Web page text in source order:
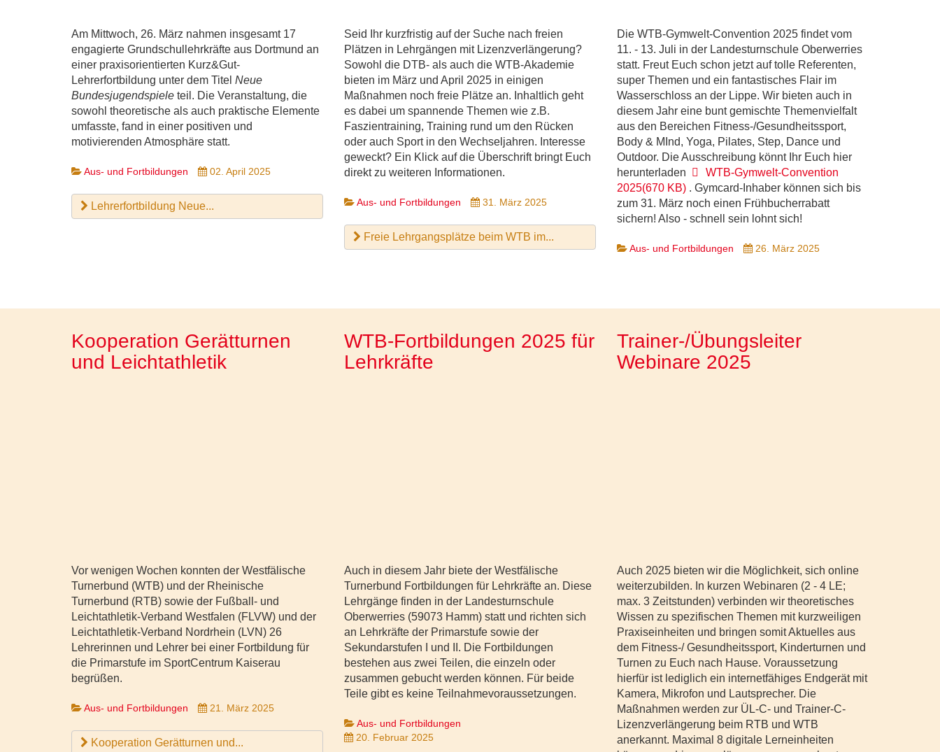
Am Mittwoch, 26. März nahmen insgesamt 17
engagierte Grundschullehrkräfte aus Dortmund an
einer praxisorientierten Kurz&Gut-
Lehrerfortbildung unter dem Titel Neue
Bundesjugendspiele teil. Die Veranstaltung, die
sowohl theoretische als auch praktische Elemente
umfasste, fand in einer positiven und
motivierenden Atmosphäre statt.
Aus- und Fortbildungen 02. April 2025
Lehrerfortbildung Neue...
Seid Ihr kurzfristig auf der Suche nach freien
Plätzen in Lehrgängen mit Lizenzverlängerung?
Sowohl die DTB- als auch die WTB-Akademie
bieten im März und April 2025 in einigen
Maßnahmen noch freie Plätze an. Inhaltlich geht
es dabei um spannende Themen wie z.B.
Faszientraining, Training rund um den Rücken
oder auch Sport in den Wechseljahren. Interesse
geweckt? Ein Klick auf die Überschrift bringt Euch
direkt zu weiteren Informationen.
Aus- und Fortbildungen 31. März 2025
Freie Lehrgangsplätze beim WTB im...
Die WTB-Gymwelt-Convention 2025 findet vom
11. - 13. Juli in der Landesturnschule Oberwerries
statt. Freut Euch schon jetzt auf tolle Referenten,
super Themen und ein fantastisches Flair im
Wasserschloss an der Lippe. Wir bieten auch in
diesem Jahr eine bunt gemischte Themenvielfalt
aus den Bereichen Fitness-/Gesundheitssport,
Body & MInd, Yoga, Pilates, Step, Dance und
Outdoor. Die Ausschreibung könnt Ihr Euch hier
herunterladen
pdf
WTB-Gymwelt-Convention
2025(670 KB) . Gymcard-Inhaber können sich bis
zum 31. März noch einen Frühbucherrabatt
sichern! Also - schnell sein lohnt sich!
Aus- und Fortbildungen 26. März 2025
Kooperation Gerätturnen
und Leichtathletik
Vor wenigen Wochen konnten der Westfälische
Turnerbund (WTB) und der Rheinische
Turnerbund (RTB) sowie der Fußball- und
Leichtathletik-Verband Westfalen (FLVW) und der
Leichtathletik-Verband Nordrhein (LVN) 26
Lehrerinnen und Lehrer bei einer Fortbildung für
die Primarstufe im SportCentrum Kaiserau
begrüßen.
Aus- und Fortbildungen 21. März 2025
Kooperation Gerätturnen und...
WTB-Fortbildungen 2025 für
Lehrkräfte
Auch in diesem Jahr biete der Westfälische
Turnerbund Fortbildungen für Lehrkräfte an. Diese
Lehrgänge finden in der Landesturnschule
Oberwerries (59073 Hamm) statt und richten sich
an Lehrkräfte der Primarstufe sowie der
Sekundarstufen I und II. Die Fortbildungen
bestehen aus zwei Teilen, die einzeln oder
zusammen gebucht werden können. Für beide
Teile gibt es keine Teilnahmevoraussetzungen.
Aus- und Fortbildungen
20. Februar 2025
Trainer-/Übungsleiter
Webinare 2025
Auch 2025 bieten wir die Möglichkeit, sich online
weiterzubilden. In kurzen Webinaren (2 - 4 LE;
max. 3 Zeitstunden) verbinden wir theoretisches
Wissen zu spezifischen Themen mit kurzweiligen
Praxiseinheiten und bringen somit Aktuelles aus
dem Fitness-/ Gesundheitssport, Kinderturnen und
Turnen zu Euch nach Hause. Voraussetzung
hierfür ist lediglich ein internetfähiges Endgerät mit
Kamera, Mikrofon und Lautsprecher. Die
Maßnahmen werden zur ÜL-C- und Trainer-C-
Lizenzverlängerung beim RTB und WTB
anerkannt. Maximal 8 digitale Lerneinheiten